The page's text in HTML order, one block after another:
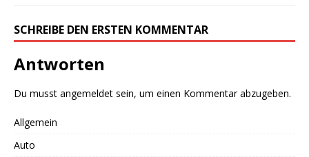
SCHREIBE DEN ERSTEN KOMMENTAR
Antworten
Du musst angemeldet sein, um einen Kommentar abzugeben.
Allgemein
Auto